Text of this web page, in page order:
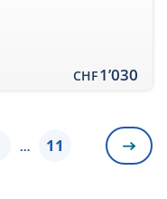
CHF1’030
… 11